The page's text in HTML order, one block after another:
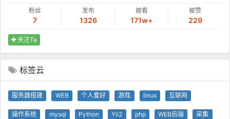
粉丝
7
发布
1326
被看
171w+
被赞
229
关注Ta
标签云
服务器搭建 WEB 个人爱好 游戏 linux 互联网
操作系统 mysql Python Yii2 php WEB后端 采集